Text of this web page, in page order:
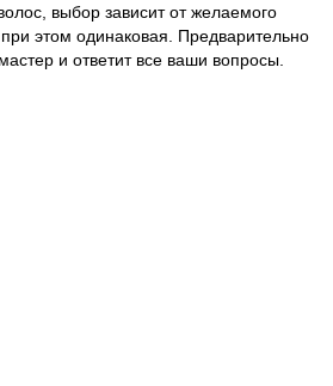
выбор зависит от желаемого
при этом одинаковая. Предварительно
и ответит все ваши вопросы.